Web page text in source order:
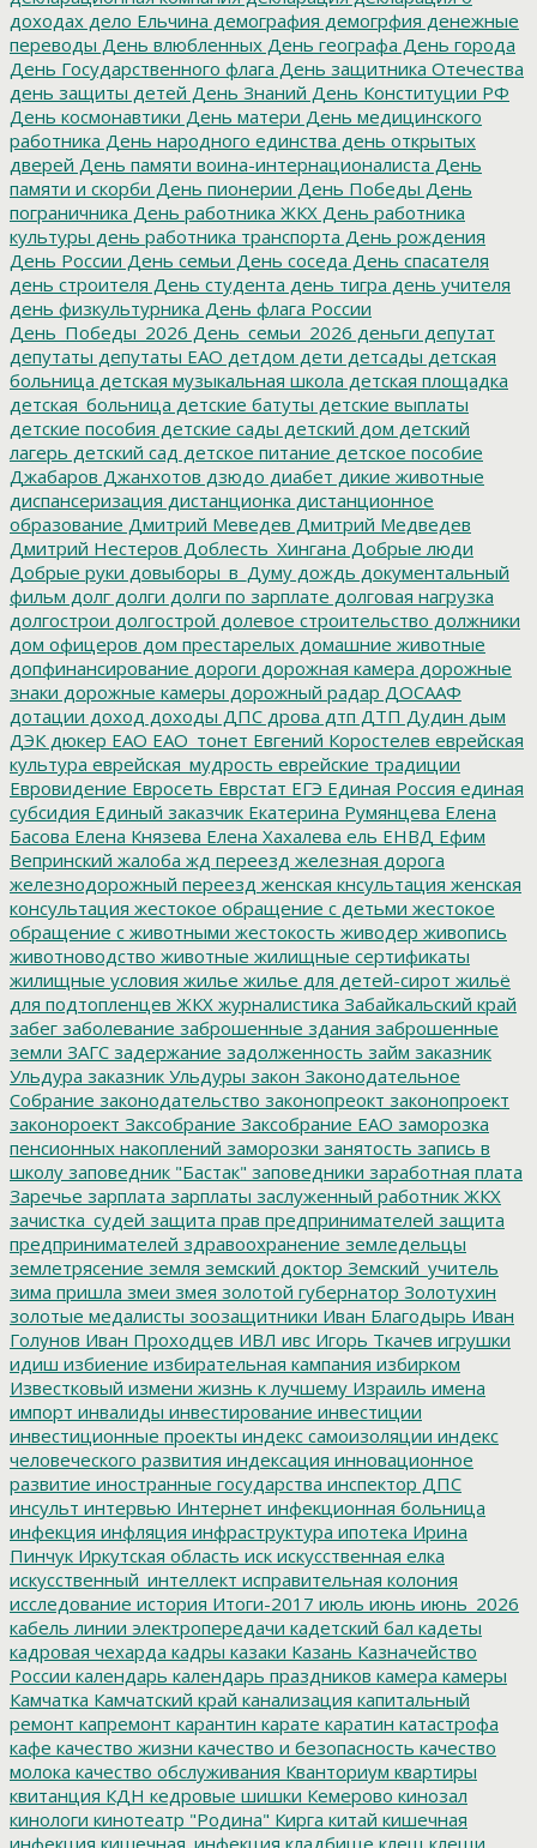
доходах дело Ельчина демография демогрфия денежные
переводы День влюбленных День географа День города
День Государственного флага День защитника Отечества
день защиты детей День Знаний День Конституции РФ
День космонавтики День матери День медицинского
работника День народного единства день открытых
дверей День памяти воина-интернационалиста День
памяти и скорби День пионерии День Победы День
пограничника День работника ЖКХ День работника
культуры день работника транспорта День рождения
День России День семьи День соседа День спасателя
день строителя День студента день тигра день учителя
день физкультурника День флага России
День_Победы_2026 День_семьи_2026 деньги депутат
депутаты депутаты ЕАО детдом дети детсады детская
больница детская музыкальная школа детская площадка
детская_больница детские батуты детские выплаты
детские пособия детские сады детский дом детский
лагерь детский сад детское питание детское пособие
Джабаров Джанхотов дзюдо диабет дикие животные
диспансеризация дистанционка дистанционное
образование Дмитрий Меведев Дмитрий Медведев
Дмитрий Нестеров Доблесть_Хингана Добрые люди
Добрые руки довыборы_в_Думу дождь документальный
фильм долг долги долги по зарплате долговая нагрузка
долгострои долгострой долевое строительство должники
дом офицеров дом престарелых домашние животные
допфинансирование дороги дорожная камера дорожные
знаки дорожные камеры дорожный радар ДОСААФ
дотации доход доходы ДПС дрова дтп ДТП Дудин дым
ДЭК дюкер ЕАО ЕАО_тонет Евгений Коростелев еврейская
культура еврейская_мудрость еврейские традиции
Евровидение Евросеть Еврстат ЕГЭ Единая Россия единая
субсидия Единый заказчик Екатерина Румянцева Елена
Басова Елена Князева Елена Хахалева ель ЕНВД Ефим
Вепринский жалоба жд переезд железная дорога
железнодорожный переезд женская кнсультация женская
консультация жестокое обращение с детьми жестокое
обращение с животными жестокость живодер живопись
животноводство животные жилищные сертификаты
жилищные условия жилье жилье для детей-сирот жильё
для подтопленцев ЖКХ журналистика Забайкальский край
забег заболевание заброшенные здания заброшенные
земли ЗАГС задержание задолженность займ заказник
Ульдура заказник Ульдуры закон Законодательное
Собрание законодательство законопреокт законопроект
законороект Заксобрание Заксобрание ЕАО заморозка
пенсионных накоплений заморозки занятость запись в
школу заповедник "Бастак" заповедники заработная плата
Заречье зарплата зарплаты заслуженный работник ЖКХ
зачистка_судей защита прав предпринимателей защита
предпринимателей здравоохранение земледельцы
землетрясение земля земский доктор Земский_учитель
зима пришла змеи змея золотой губернатор Золотухин
золотые медалисты зоозащитники Иван Благодырь Иван
Голунов Иван Проходцев ИВЛ ивс Игорь Ткачев игрушки
идиш избиение избирательная кампания избирком
Известковый измени жизнь к лучшему Израиль имена
импорт инвалиды инвестирование инвестиции
инвестиционные проекты индекс самоизоляции индекс
человеческого развития индексация инновационное
развитие иностранные государства инспектор ДПС
инсульт интервью Интернет инфекционная больница
инфекция инфляция инфраструктура ипотека Ирина
Пинчук Иркутская область иск искусственная елка
искусственный_интеллект исправительная колония
исследование история Итоги-2017 июль июнь июнь_2026
кабель линии электропередачи кадетский бал кадеты
кадровая чехарда кадры казаки Казань Казначейство
России календарь календарь праздников камера камеры
Камчатка Камчатский край канализация капитальный
ремонт капремонт карантин карате каратин катастрофа
кафе качество жизни качество и безопасность качество
молока качество обслуживания Кванториум квартиры
квитанция КДН кедровые шишки Кемерово кинозал
кинологи кинотеатр "Родина" Кирга китай кишечная
инфекция кишечная_инфекция кладбище клещ клещи